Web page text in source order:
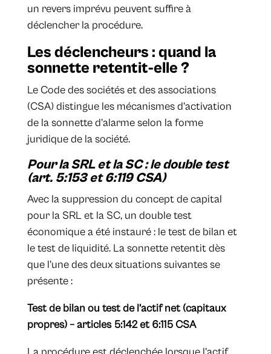
un revers imprévu peuvent suffire à
déclencher la procédure.
Les déclencheurs : quand la
sonnette retentit-elle ?
Le Code des sociétés et des associations
(CSA) distingue les mécanismes d’activation
de la sonnette d’alarme selon la forme
juridique de la société.
Pour la SRL et la SC : le double test
(art. 5:153 et 6:119 CSA)
Avec la suppression du concept de capital
pour la SRL et la SC, un double test
économique a été instauré : le test de bilan et
le test de liquidité. La sonnette retentit dès
que l’une des deux situations suivantes se
présente :
Test de bilan ou test de l’actif net (capitaux
propres) – articles 5:142 et 6:115 CSA